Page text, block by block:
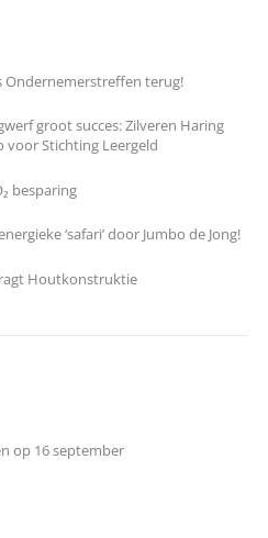
Ondernemerstreffen terug!
groot succes: Zilveren Haring
voor Stichting Leergeld
besparing
‘safari’ door Jumbo de Jong!
Houtkonstruktie
op 16 september